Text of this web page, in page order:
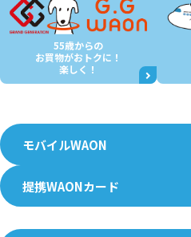
55歳からの
お買物がおトクに！
楽しく！
モバイルWAON
提携WAONカード